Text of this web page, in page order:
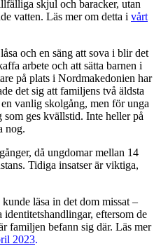
skjul och baracker, utan
vatten. Läs mer om detta i vårt
och en säng att sova i blir det
arbete och att sätta barnen i
på plats i Nordmakedonien har
det sig att familjens två äldsta
vanlig skolgång, men för unga
ges kvällstid. Inte heller på
nog.
då ungdomar mellan 14
Tidiga insatser är viktiga,
läsa in det dom missat –
identitetshandlingar, eftersom de
familjen befann sig där. Läs mer
2023.